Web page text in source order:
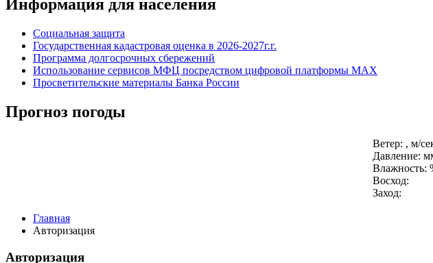
Информация для населения
Социальная защита
Государственная кадастровая оценка в 2026-2027г.г.
Программа долгосрочных сбережений
Использование сервисов МФЦ посредством цифровой платформы MAX
Просветительские материалы Банка России
Прогноз погоды
Ветер: , м/
Давление:
Влажность:
Восход:
Заход:
Главная
Авторизация
Авторизация